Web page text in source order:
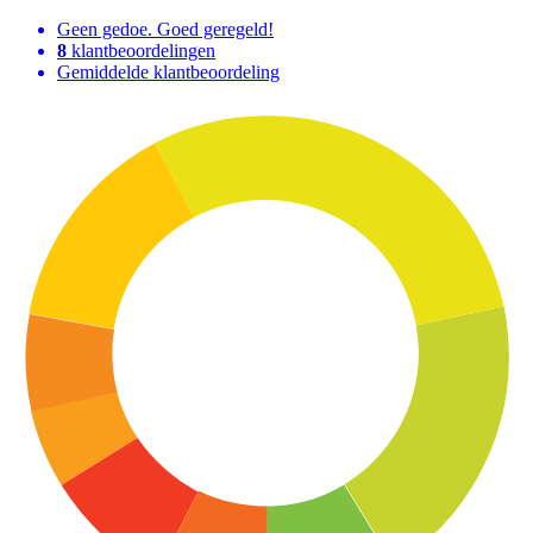
Geen gedoe. Goed geregeld!
8 klantbeoordelingen
Gemiddelde klantbeoordeling